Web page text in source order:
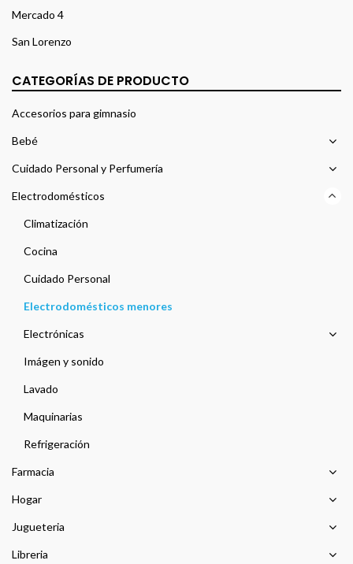
Mercado 4
San Lorenzo
CATEGORÍAS DE PRODUCTO
Accesorios para gimnasio
Bebé
Cuidado Personal y Perfumería
Electrodomésticos
Climatización
Cocina
Cuidado Personal
Electrodomésticos menores
Electrónicas
Imágen y sonido
Lavado
Maquinarias
Refrigeración
Farmacia
Hogar
Jugueteria
Libreria